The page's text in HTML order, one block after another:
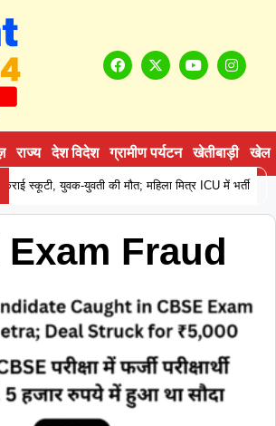
राज्य देश विदेश ग्रामीण पर्यटन खेतीबाड़ी खेल
स्कूटी, युवक-युवती की मौत; महिला मित्र ICU में भर्ती
Fraud